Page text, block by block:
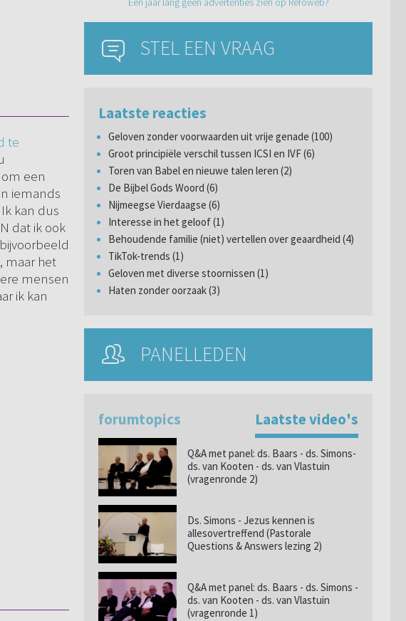
te
een
iemands
kan dus
dat ik ook
maar het
mensen
ik kan
STEL EEN VRAAG
Laatste reacties
Geloven zonder voorwaarden uit vrije genade (100)
Groot principiële verschil tussen ICSI en IVF (6)
Toren van Babel en nieuwe talen leren (2)
De Bijbel Gods Woord (6)
Nijmeegse Vierdaagse (6)
Interesse in het geloof (1)
Behoudende familie (niet) vertellen over geaardheid (4)
TikTok-trends (1)
Geloven met diverse stoornissen (1)
Haten zonder oorzaak (3)
PANELLEDEN
forumtopics Laatste video's
Q&A met panel: ds. Baars - ds. Simons-
ds. van Kooten - ds. van Vlastuin
(vragenronde 2)
Ds. Simons - Jezus kennen is
allesovertreffend (Pastorale
Questions & Answers lezing 2)
Q&A met panel: ds. Baars - ds. Simons -
ds. van Kooten - ds. van Vlastuin
(vragenronde 1)